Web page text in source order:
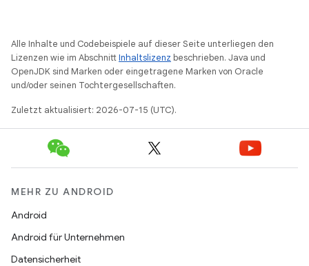
Alle Inhalte und Codebeispiele auf dieser Seite unterliegen den
Lizenzen wie im AbschnittInhaltslizenz beschrieben. Java und
OpenJDK sind Marken oder eingetragene Marken von Oracle
und/oder seinen Tochtergesellschaften.
Zuletzt aktualisiert: 2026-07-15 (UTC).
MEHR ZU ANDROID
Android
Android für Unternehmen
Datensicherheit